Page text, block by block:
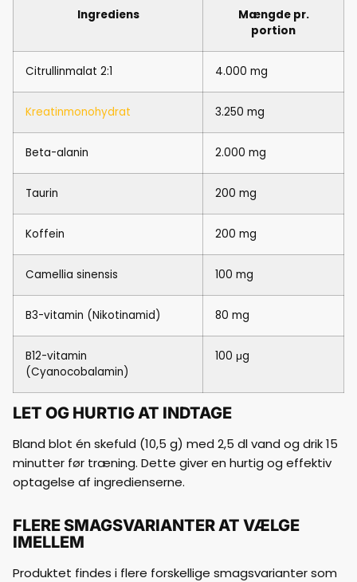
Ingrediens
Mængde pr.
portion
Citrullinmalat 2:1 4.000 mg
Kreatinmonohydrat 3.250 mg
Beta-alanin 2.000 mg
Taurin 200 mg
Koffein 200 mg
Camellia sinensis 100 mg
B3-vitamin (Nikotinamid) 80 mg
B12-vitamin
(Cyanocobalamin)
100 μg
LET OG HURTIG AT INDTAGE
Bland blot én skefuld (10,5 g) med 2,5 dl vand og drik 15
minutter før træning. Dette giver en hurtig og effektiv
optagelse af ingredienserne.
FLERE SMAGSVARIANTER AT VÆLGE
IMELLEM
Produktet findes i flere forskellige smagsvarianter som